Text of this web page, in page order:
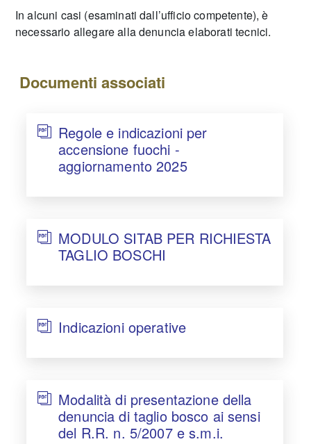
In alcuni casi (esaminati dall’ufficio competente), è
necessario allegare alla denuncia elaborati tecnici.
Documenti associati
Regole e indicazioni per
accensione fuochi -
aggiornamento 2025
MODULO SITAB PER RICHIESTA
TAGLIO BOSCHI
Indicazioni operative
Modalità di presentazione della
denuncia di taglio bosco ai sensi
del R.R. n. 5/2007 e s.m.i.